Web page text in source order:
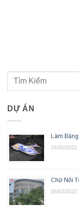
DỰ ÁN
Làm
26/05/2022
Chữ Nổi
05/02/2022